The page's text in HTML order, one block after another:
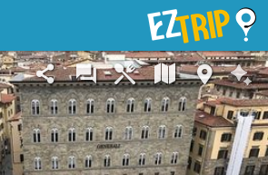
EZTrip